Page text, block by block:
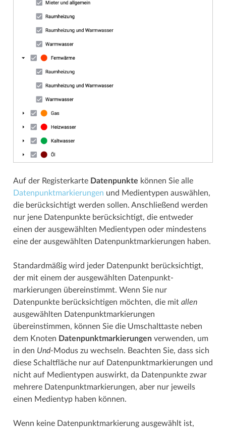
Auf der Registerkarte Datenpunkte können Sie alle
Datenpunkt­­markierungen und Medientypen auswählen,
die berücksichtigt werden sollen. Anschließend werden
nur jene Datenpunkte berücksichtigt, die entweder
einen der ausgewählten Medientypen oder mindestens
eine der ausgewählten Datenpunkt­­markierungen haben.
Standardmäßig wird jeder Datenpunkt berücksichtigt,
der mit einem der ausgewählten Datenpunkt­­
markierungen übereinstimmt. Wenn Sie nur
Datenpunkte berücksichtigen möchten, die mit allen
ausgewählten Datenpunkt­­markierungen
übereinstimmen, können Sie die Umschalttaste neben
dem Knoten Datenpunkt­­markierungenverwenden, um
in den Und-Modus zu wechseln. Beachten Sie, dass sich
diese Schaltfläche nur auf Datenpunkt­­markierungen und
nicht auf Medientypen auswirkt, da Datenpunkte zwar
mehrere Datenpunkt­­markierungen, aber nur jeweils
einen Medientyp haben können.
Wenn keine Datenpunkt­­markierung ausgewählt ist,